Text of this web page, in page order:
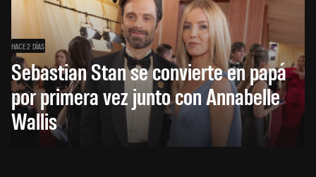
HACE 2 DÍAS
Sebastian Stan se convierte en papá
por primera vez junto con Annabelle
Wallis